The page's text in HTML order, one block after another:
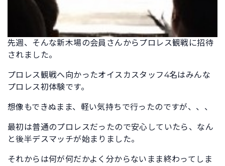
先週、そんな新木場の会員さんからプロレス観戦に招待
されました。
プロレス観戦へ向かったオイスカスタッフ4名はみんな
プロレス初体験です。
想像もできぬまま、軽い気持ちで行ったのですが、、、
最初は普通のプロレスだったので安心していたら、なん
と後半デスマッチが始まりました。
それからは何が何だかよく分からないまま終わってしま